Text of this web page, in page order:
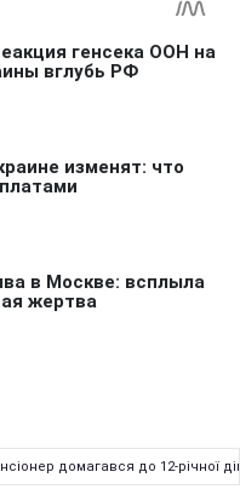
домагався до 12-річної